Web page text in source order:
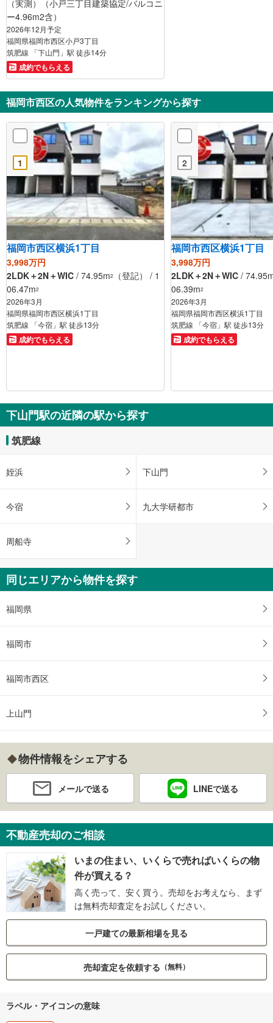
（実測）（小戸三丁目建築協定/バルコニ
ー4.96m2含）
2026年12月予定
福岡県福岡市西区小戸3丁目
筑肥線 「下山門」駅 徒歩14分
成約でもらえる
福岡市西区の人気物件をランキングから探す
1
福岡市西区横浜1丁目
3,998万円
2LDK＋2N＋WIC / 74.95m2
（登記） / 1
06.47m2
2026年3月
福岡県福岡市西区横浜1丁目
筑肥線 「今宿」駅 徒歩13分
成約でもらえる
2
福岡市西区横浜1丁目
3,998万円
2LDK＋2N＋WIC /
06.39m2
2026年3月
福岡県福岡市西区横浜1丁目
筑肥線 「今宿」駅 徒歩13分
成約でもらえる
下山門駅の近隣の駅から探す
筑肥線
姪浜 下山門
今宿 九大学研都市
周船寺
同じエリアから物件を探す
福岡県
福岡市
福岡市西区
上山門
物件情報をシェアする
メールで送る LINEで送る
不動産売却のご相談
いまの住まい、いくらで売ればいくらの物
件が買える？
高く売って、安く買う。売却をお考えなら、まず
は無料売却査定をお試しください。
一戸建ての最新相場を見る
売却査定を依頼する （無料）
ラベル・アイコンの意味